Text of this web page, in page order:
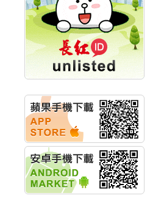
明緯企業:明緯永續科技
競賽 以電源驅動善的力
量
秀育企業:秀育SHO-U儲
能系統 獲國內首張CNS
認證
聯博投信:聯博00404A
華旭先進:代重要子公司
碩通散熱股份有限公司
公告董事會通過發言人
及代理發
華旭先進:代重要子公司
碩通散熱股份有限公司
公告董事會決議發行員
工認股權
華旭先進:代重要子公司